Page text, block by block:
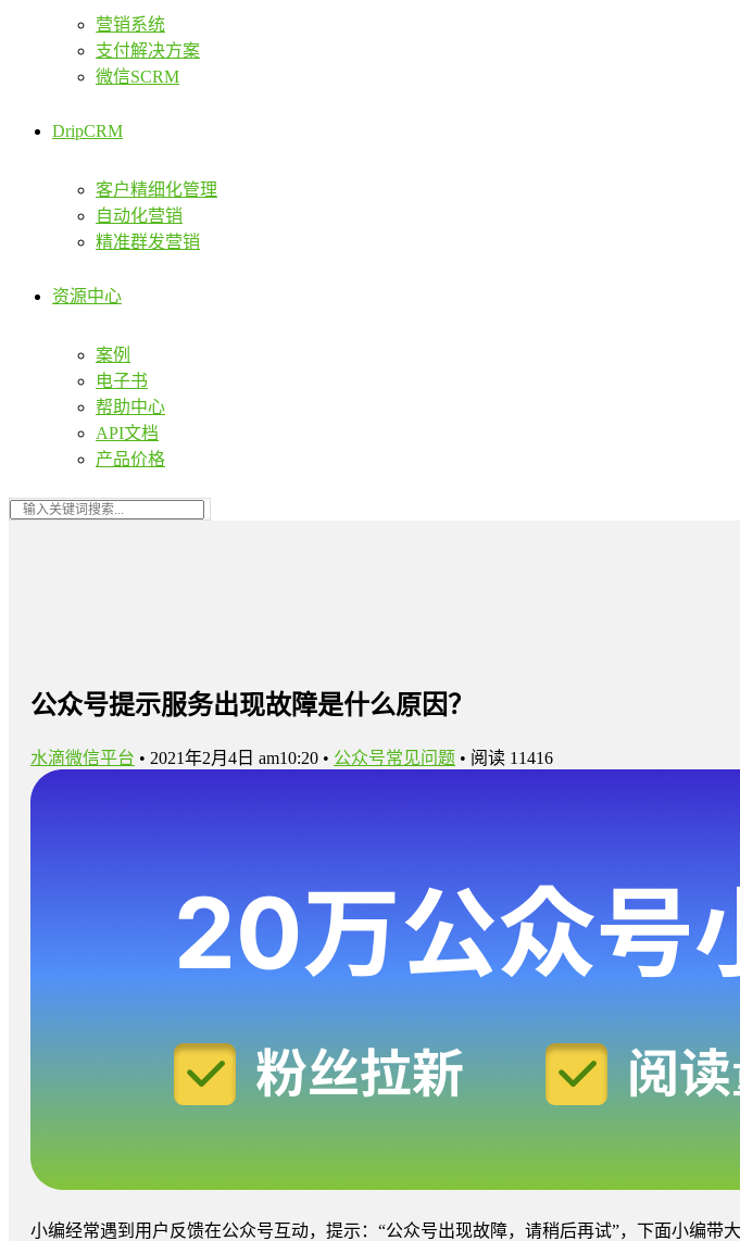
营销系统
支付解决方案
微信SCRM
DripCRM
客户精细化管理
自动化营销
精准群发营销
资源中心
案例
电子书
帮助中心
API文档
产品价格
公众号提示服务出现故障是什么原因？
水滴微信平台 • 2021年2月4日 am10:20 • 公众号常见问题 • 阅读 11416
小编经常遇到用户反馈在公众号互动，提示：“公众号出现故障，请稍后再试”，下面小编带